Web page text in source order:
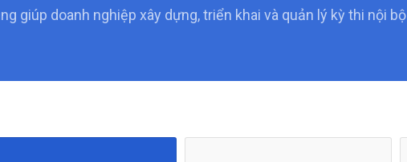
giúp doanh nghiệp xây dựng, triển khai và quản lý kỳ thi nội bộ